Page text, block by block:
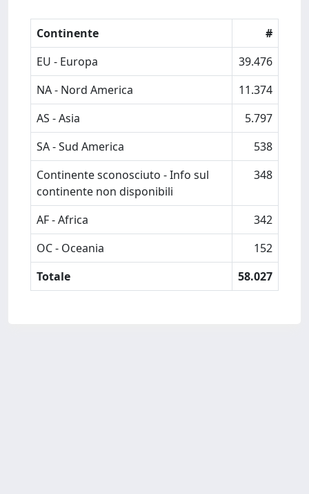
Continente
#
EU - Europa
39.476
NA - Nord America
11.374
AS - Asia
5.797
SA - Sud America
538
Continente sconosciuto - Info sul
continente non disponibili
348
AF - Africa
342
OC - Oceania
152
Totale
58.027